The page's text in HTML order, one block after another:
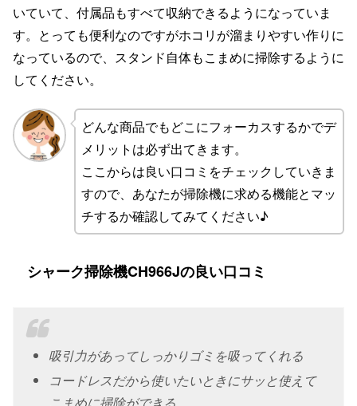
いていて、付属品もすべて収納できるようになっていま
す。とっても便利なのですがホコリが溜まりやすい作りに
なっているので、スタンド自体もこまめに掃除するように
してください。
どんな商品でもどこにフォーカスするかでデ
メリットは必ず出てきます。
ここからは良い口コミをチェックしていきま
すので、あなたが掃除機に求める機能とマッ
チするか確認してみてください♪
シャーク掃除機CH966Jの良い口コミ
吸引力があってしっかりゴミを吸ってくれる
コードレスだから使いたいときにサッと使えて
こまめに掃除ができる